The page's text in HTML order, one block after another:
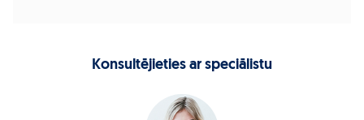
Konsultējieties ar speciālistu